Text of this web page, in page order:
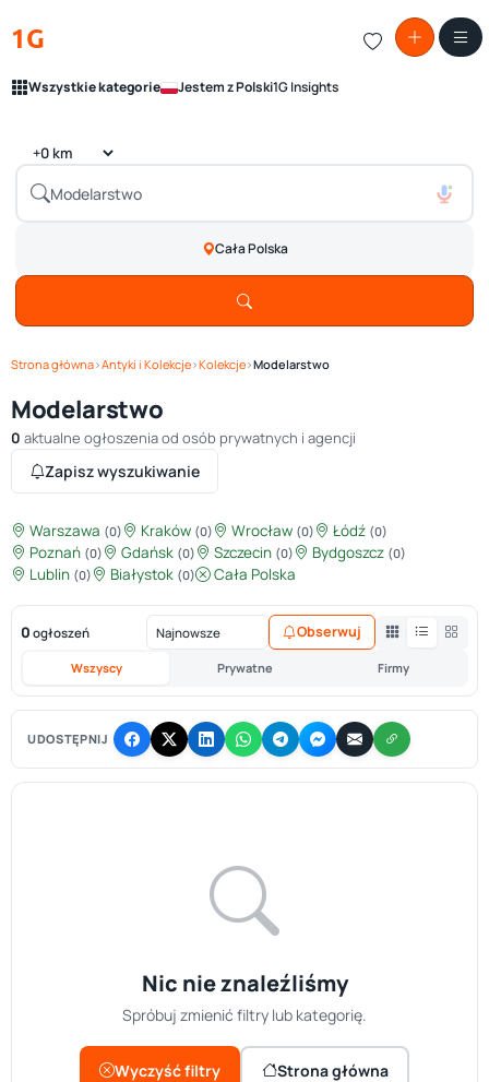
1G
Wszystkie kategorie Jestem z Polski1G Insights
Cała Polska
Strona główna›Antyki i Kolekcje›Kolekcje›Modelarstwo
Modelarstwo
0 aktualne ogłoszenia od osób prywatnych i agencji
Zapisz wyszukiwanie
Warszawa (0) Kraków (0) Wrocław (0) Łódź (0)
Poznań (0) Gdańsk (0) Szczecin (0) Bydgoszcz (0)
Lublin (0) Białystok (0) Cała Polska
0 ogłoszeń
Wszyscy Prywatne Firmy
Obserwuj
UDOSTĘPNIJ
Nic nie znaleźliśmy
Spróbuj zmienić filtry lub kategorię.
Wyczyść filtry Strona główna